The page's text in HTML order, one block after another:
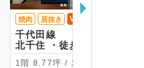
焼肉 居抜き VR
千代田線
北千住 ・徒歩5分
1階 8.77坪 / 28.98㎡